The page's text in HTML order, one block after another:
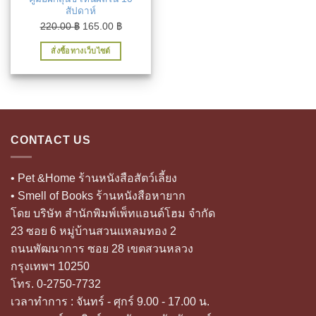
สัปดาห์
220.00฿ Original
price
was:
165.00 ฿Current
price
สั่งซื้อทางเว็บไซต์
CONTACT US
• Pet &Home ร้านหนังสือสัตว์เลี้ยง
• Smell of Books ร้านหนังสือหายาก
โดย บริษัท สำนักพิมพ์เพ็ทแอนด์โฮม จำกัด
23 ซอย 6 หมู่บ้านสวนแหลมทอง 2
ถนนพัฒนาการ ซอย 28 เขตสวนหลวง
กรุงเทพฯ 10250
โทร. 0-2750-7732
เวลาทำการ : จันทร์ - ศุกร์ 9.00 - 17.00 น.